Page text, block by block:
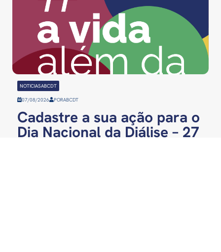
NOTICIASABCDT
07/08/2026 PORABCDT
Cadastre a sua ação para o
Dia Nacional da Diálise – 27